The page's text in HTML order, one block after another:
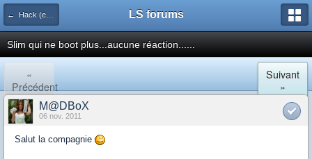
← Hack (exploits, homebrews...) LS forums
Slim qui ne boot plus...aucune réaction......
«
Précédent
Suivant
»
M@DBoX
06 nov. 2011
Salut la compagnie